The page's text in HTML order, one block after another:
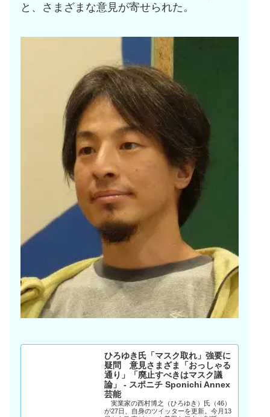
と、さまざまな意見が寄せられた。
ひろゆき氏「マスク取れ」強要に
疑問 意見さまざま「おっしゃる
通り」「廃止すべきはマスク議
論」 - スポニチ Sponichi Annex
芸能
実業家の西村博之（ひろゆき）氏（46）
が27日、自身のツイッターを更新。今月13